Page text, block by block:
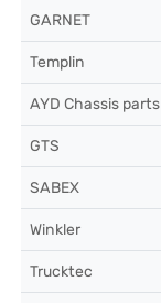
GARNET
Templin
AYD Chassis parts
GTS
SABEX
Winkler
Trucktec